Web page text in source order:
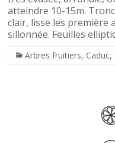
atteindre 10-15m.
clair, lisse les première
sillonnée. Feuilles
Arbres fruitiers, Caduc,